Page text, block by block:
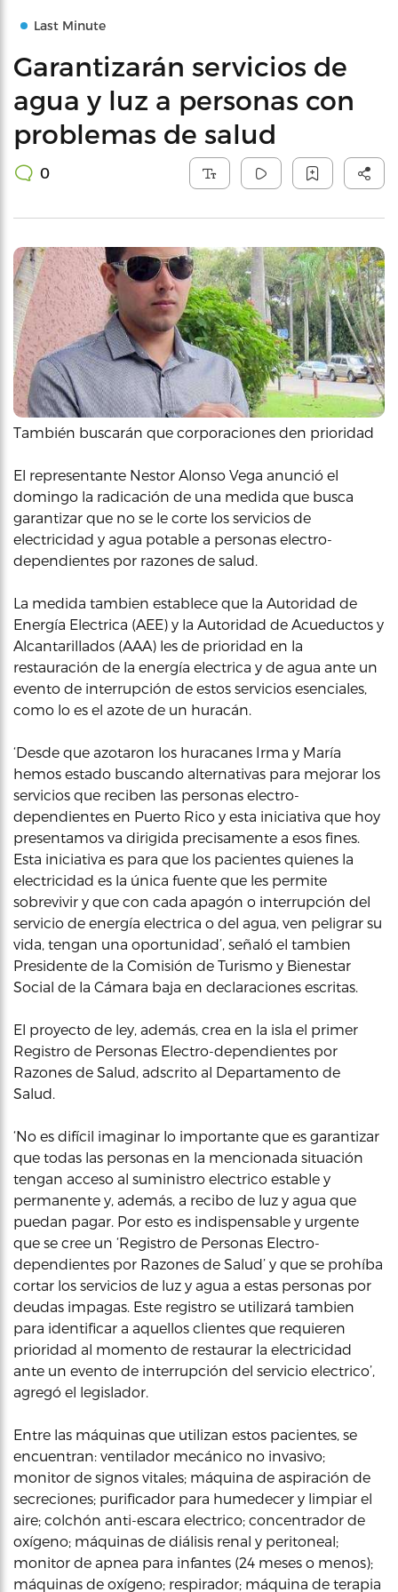
Last Minute
Garantizarán servicios de
agua y luz a personas con
problemas de salud
0
También buscarán que corporaciones den prioridad
El representante Nestor Alonso Vega anunció el
domingo la radicación de una medida que busca
garantizar que no se le corte los servicios de
electricidad y agua potable a personas electro-
dependientes por razones de salud.
La medida tambien establece que la Autoridad de
Energía Electrica (AEE) y la Autoridad de Acueductos y
Alcantarillados (AAA) les de prioridad en la
restauración de la energía electrica y de agua ante un
evento de interrupción de estos servicios esenciales,
como lo es el azote de un huracán.
‘Desde que azotaron los huracanes Irma y María
hemos estado buscando alternativas para mejorar los
servicios que reciben las personas electro-
dependientes en Puerto Rico y esta iniciativa que hoy
presentamos va dirigida precisamente a esos fines.
Esta iniciativa es para que los pacientes quienes la
electricidad es la única fuente que les permite
sobrevivir y que con cada apagón o interrupción del
servicio de energía electrica o del agua, ven peligrar su
vida, tengan una oportunidad’, señaló el tambien
Presidente de la Comisión de Turismo y Bienestar
Social de la Cámara baja en declaraciones escritas.
El proyecto de ley, además, crea en la isla el primer
Registro de Personas Electro-dependientes por
Razones de Salud, adscrito al Departamento de
Salud.
‘No es difícil imaginar lo importante que es garantizar
que todas las personas en la mencionada situación
tengan acceso al suministro electrico estable y
permanente y, además, a recibo de luz y agua que
puedan pagar. Por esto es indispensable y urgente
que se cree un ‘Registro de Personas Electro-
dependientes por Razones de Salud’ y que se prohíba
cortar los servicios de luz y agua a estas personas por
deudas impagas. Este registro se utilizará tambien
para identificar a aquellos clientes que requieren
prioridad al momento de restaurar la electricidad
ante un evento de interrupción del servicio electrico’,
agregó el legislador.
Entre las máquinas que utilizan estos pacientes, se
encuentran: ventilador mecánico no invasivo;
monitor de signos vitales; máquina de aspiración de
secreciones; purificador para humedecer y limpiar el
aire; colchón anti-escara electrico; concentrador de
oxígeno; máquinas de diálisis renal y peritoneal;
monitor de apnea para infantes (24 meses o menos);
máquinas de oxígeno; respirador; máquina de terapia